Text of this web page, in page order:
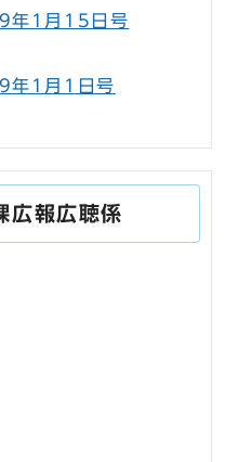
年1月15日号
年1月1日号
広報広聴係